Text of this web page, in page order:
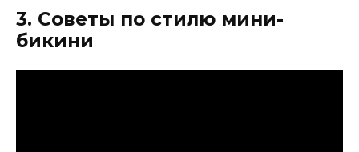
3. Советы по стилю мини-
бикини